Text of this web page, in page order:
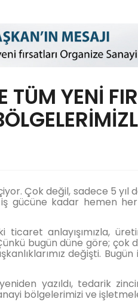
TÜM YENİ
Çok değil, sadece 5 yıl
gücüne kadar hemen
ticaret anlayışımızla,
bugün düne göre; çok
değişti.
yazıldı, tedarik
bölgelerimizi ve